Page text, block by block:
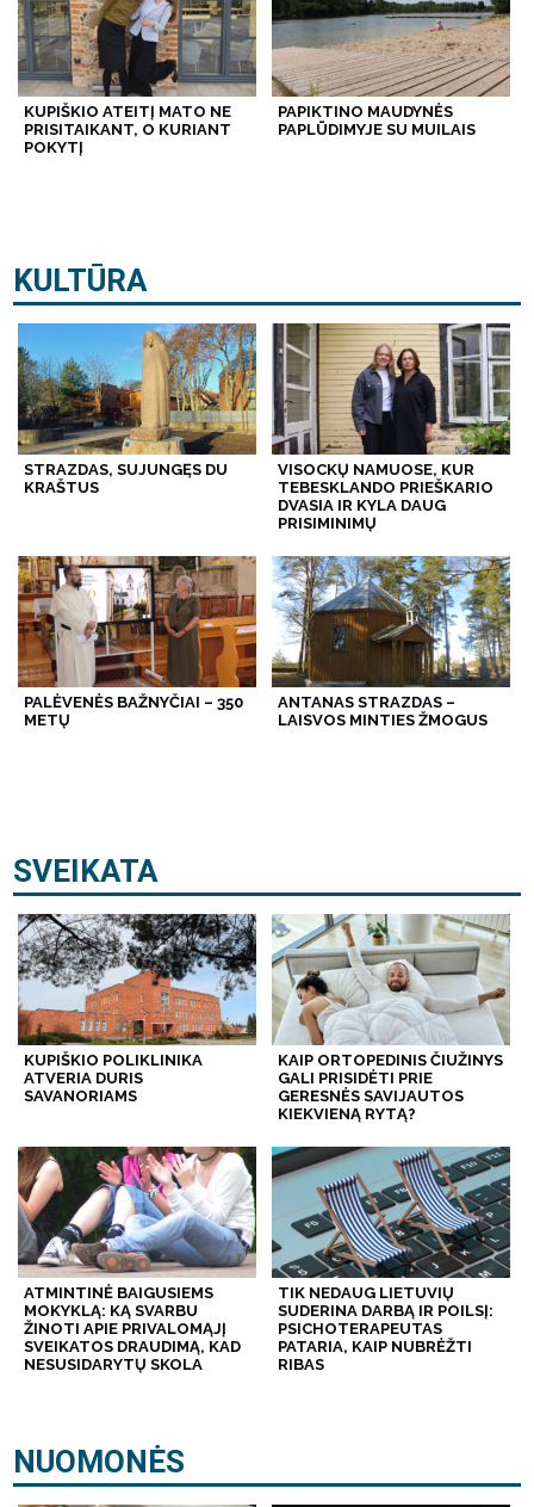
KUPIŠKIO ATEITĮ MATO NE
PRISITAIKANT, O KURIANT
POKYTĮ
PAPIKTINO MAUDYNĖS
PAPLŪDIMYJE SU MUILAIS
KULTŪRA
STRAZDAS, SUJUNGĘS DU
KRAŠTUS
VISOCKŲ NAMUOSE, KUR
TEBESKLANDO PRIEŠKARIO
DVASIA IR KYLA DAUG
PRISIMINIMŲ
PALĖVENĖS BAŽNYČIAI – 350
METŲ
ANTANAS STRAZDAS –
LAISVOS MINTIES ŽMOGUS
SVEIKATA
KUPIŠKIO POLIKLINIKA
ATVERIA DURIS
SAVANORIAMS
KAIP ORTOPEDINIS ČIUŽINYS
GALI PRISIDĖTI PRIE
GERESNĖS SAVIJAUTOS
KIEKVIENĄ RYTĄ?
ATMINTINĖ BAIGUSIEMS
MOKYKLĄ: KĄ SVARBU
ŽINOTI APIE PRIVALOMĄJĮ
SVEIKATOS DRAUDIMĄ, KAD
NESUSIDARYTŲ SKOLA
TIK NEDAUG LIETUVIŲ
SUDERINA DARBĄ IR POILSĮ:
PSICHOTERAPEUTAS
PATARIA, KAIP NUBRĖŽTI
RIBAS
NUOMONĖS